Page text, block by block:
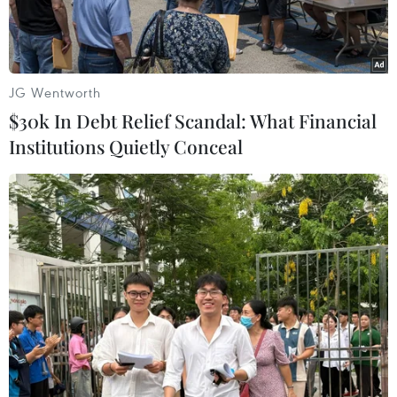
giải thể trên Hệ thống Đăng ký Kinh doanh Quốc
gia.
Khu công nghiệp Lộc Sơn, thành phố Bảo Lộc, Lâm Đồng. (Ảnh:
Nguyễn Dũng/TTXVN)
Lãnh đạo Ủy ban Nhân dân tỉnh Lâm Đồng vừa
JG Wentworth
$30k In Debt Relief Scandal: What Financial
Institutions Quietly Conceal